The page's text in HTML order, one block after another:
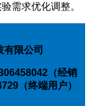
需求优化调整。
限公司
（经销
（终端用户）